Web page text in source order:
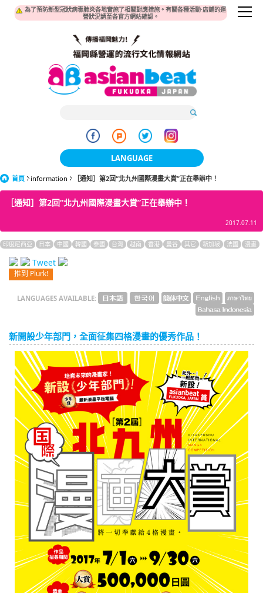
為了預防新型冠狀病毒肺炎各地實施了相關對應措施。有關各種活動·店鋪的運
營狀況請至各官方網站確認。
LANGUAGE
日本語
한국어
繁體中文
ภาษาไทย
Bahasa Indonesia
首頁 information ［通知］第2回“北九州國際漫畫大賞”正在舉辦中！
［通知］第2回“北九州國際漫畫大賞”正在舉辦中！
2017.07.11
印度尼西亞 日本 中國 韓國 泰國 台灣 越南 香港 曼谷 其它 新加坡 法國 漫畫
Tweet
推到 Plurk!
LANGUAGES AVAILABLE:
新開設少年部門，全面征集四格漫畫的優秀作品！